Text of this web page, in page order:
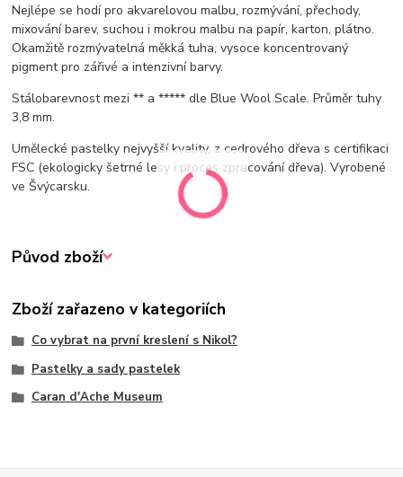
Nejlépe se hodí pro akvarelovou malbu, rozmývání, přechody,
mixování barev, suchou i mokrou malbu na papír, karton, plátno.
Okamžitě rozmývatelná měkká tuha, vysoce koncentrovaný
pigment pro zářivé a intenzivní barvy.
Stálobarevnost mezi ** a ***** dle Blue Wool Scale. Průměr tuhy
3,8 mm.
Umělecké pastelky nejvyšší kvality, z cedrového dřeva s certifikaci
FSC (ekologicky šetrné lesy i proces zpracování dřeva). Vyrobené
ve Švýcarsku.
Původ zboží
Zboží zařazeno v kategoriích
Co vybrat na první kreslení s Nikol?
Pastelky a sady pastelek
Caran d'Ache Museum